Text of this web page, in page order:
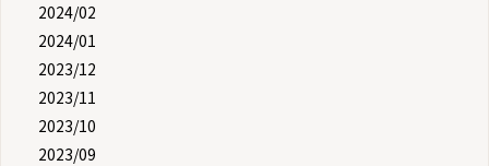
2024/02
2024/01
2023/12
2023/11
2023/10
2023/09